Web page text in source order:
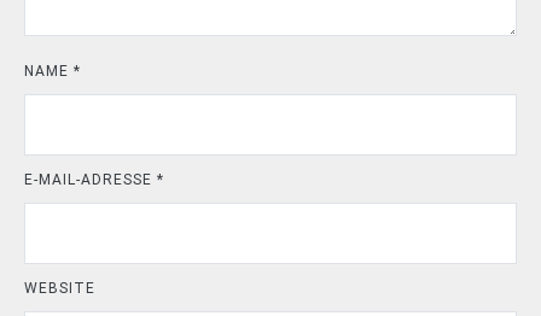
NAME *
E-MAIL-ADRESSE *
WEBSITE